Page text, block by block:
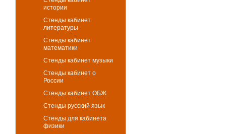
истории
Стенды кабинет
литературы
Стенды кабинет
математики
Стенды кабинет музыки
Стенды кабинет о
России
Стенды кабинет ОБЖ
Стенды русский язык
Стенды для кабинета
физики